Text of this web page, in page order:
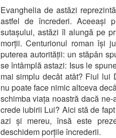
Evanghelia de astăzi
astfel de încrederi. Aceeași
sutașului, astăzi îl alungă pe
morții. Centurionul roman își
puterea autorității: un stăpân
se întâmplă astazi: Isus le
mai simplu decât atât? Fiul lui
nu poate face nimic altceva
schimba viața noastră dacă
crede iubirii Lui? Aici stă de
azi și mereu, însă este
deschidem porțile încrederii.